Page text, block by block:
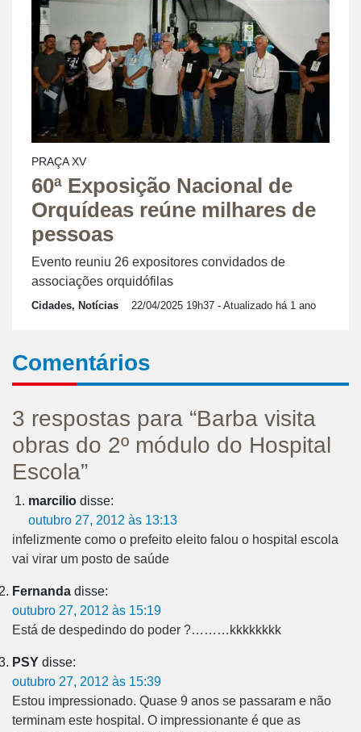
PRAÇA XV
60ª Exposição Nacional de
Orquídeas reúne milhares de
pessoas
Evento reuniu 26 expositores convidados de
associações orquidófilas
Cidades, Notícias 22/04/2025 19h37 - Atualizado há 1 ano
Comentários
3 respostas para “Barba visita
obras do 2º módulo do Hospital
Escola”
marcilio disse:
outubro 27, 2012 às 13:13
infelizmente como o prefeito eleito falou o hospital escola
vai virar um posto de saúde
Fernanda disse:
outubro 27, 2012 às 15:19
Está de despedindo do poder ?………kkkkkkkk
PSY disse:
outubro 27, 2012 às 15:39
Estou impressionado. Quase 9 anos se passaram e não
terminam este hospital. O impressionante é que as